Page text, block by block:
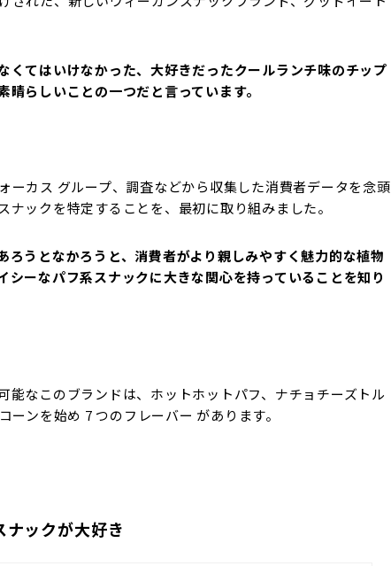
くてはいけなかった、大好きだったクールランチ味のチップ
らしいことの一つだと言っています。
ーカス グループ、調査などから収集した消費者データを念頭
ックを特定することを、最初に取り組みました。
ろうとなかろうと、消費者がより親しみやすく魅力的な植物
シーなパフ系スナックに大きな関心を持っていることを知り
能なこのブランドは、ホットホットパフ、ナチョチーズトル
ンを始め 7 つのフレーバー があります。
ックが大好き